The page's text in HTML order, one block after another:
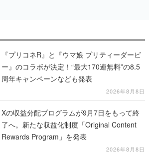
周年キャンペーンなども発表
2026年8月8日
Xの収益分配プログラムが9月7日をもって終
了へ。新たな収益化制度「Original Content
Rewards Program」を発表
2026年8月8日
『グラブル』とTVアニメ『シャーマンキン
グ』のコラボイベントが開催決定！麻倉葉